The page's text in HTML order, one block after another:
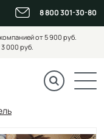
8 800 301-30-80
от 5 900 руб.
000 руб.